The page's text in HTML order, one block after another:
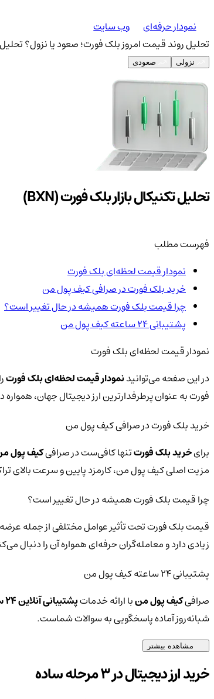
نمودار حرفه‌ای
وب سایت
تحلیل روند قیمت امروز بلک فورت؛ صعود یا نزول؟
نزولی صعودی
تحلیل تکنیکال بازار بلک فورت (BXN)
فهرست مطلب
نمودار قیمت لحظه‌ای بلک فورت
خرید بلک فورت در صرافی کیف پول من
چرا قیمت بلک فورت همیشه در حال تغییر است؟
پشتیبانی ۲۴ ساعته کیف پول من
نمودار قیمت لحظه‌ای بلک فورت
در این صفحه می‌توانیدنمودار قیمت لحظه‌ای بلک فورت
فورت به عنوان پرطرفدارترین ارز دیجیتال جهان،
خرید بلک فورت در صرافی کیف پول من
برایخرید بلک فورتتنها کافی‌ست در صرافیکیف پول
مزیت اصلی کیف پول من، کارمزد پایین و سرعت بالای
چرا قیمت بلک فورت همیشه در حال تغییر است؟
قیمت بلک فورت تحت تأثیر عوامل مختلفی از جمله عرضه
زیادی دارد و معامله‌گران حرفه‌ای همواره آن را
پشتیبانی ۲۴ ساعته کیف پول من
صرافیکیف پول منبا ارائه خدماتپشتیبانی آنلاین ۲۴ ساعته
شبانه‌روز آماده پاسخگویی به سوالات شماست.
مشاهده بیشتر
خرید ارز دیجیتال در 3 مرحله ساده